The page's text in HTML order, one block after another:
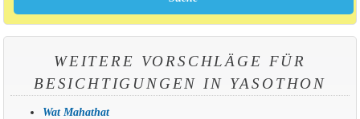
WEITERE VORSCHLÄGE FÜR
BESICHTIGUNGEN IN YASOTHON
Wat Mahathat